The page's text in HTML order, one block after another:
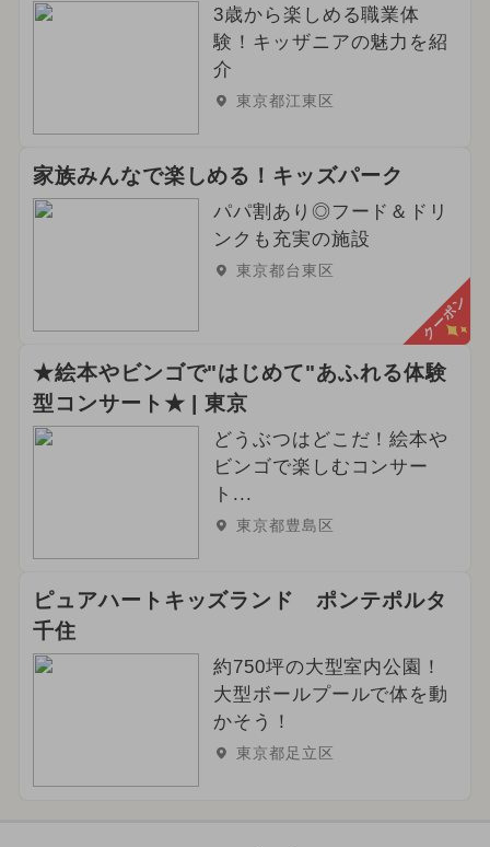
3歳から楽しめる職業体
験！キッザニアの魅力を紹
介
東京都江東区
家族みんなで楽しめる！キッズパーク
パパ割あり◎フード＆ドリ
ンクも充実の施設
東京都台東区
クーポン
★絵本やビンゴで"はじめて"あふれる体験
型コンサート★ | 東京
どうぶつはどこだ！絵本や
ビンゴで楽しむコンサー
ト...
東京都豊島区
ピュアハートキッズランド ポンテポルタ
千住
約750坪の大型室内公園！
大型ボールプールで体を動
かそう！
東京都足立区